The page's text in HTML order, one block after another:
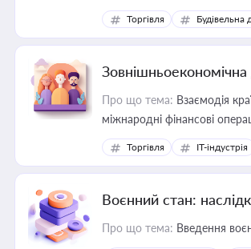
Торгівля Будівельна
Зовнішньоекономічна
Про що тема: Взаємодія
міжнародні фінансові
Торгівля IT-індустрія
Воєнний стан:
Про що тема: Введення